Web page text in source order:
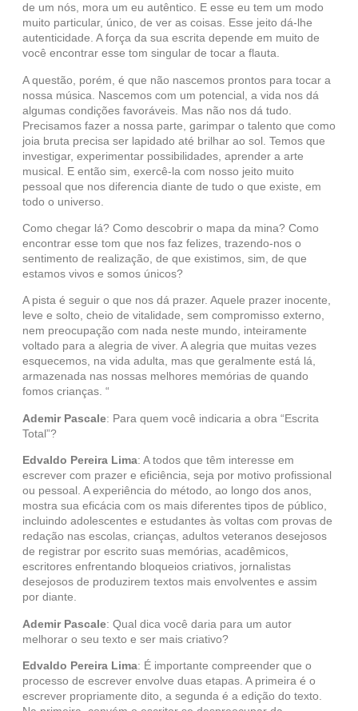
de um nós, mora um eu autêntico. E esse eu tem um modo
muito particular, único, de ver as coisas. Esse jeito dá-lhe
autenticidade. A força da sua escrita depende em muito de
você encontrar esse tom singular de tocar a flauta.
A questão, porém, é que não nascemos prontos para tocar a
nossa música. Nascemos com um potencial, a vida nos dá
algumas condições favoráveis. Mas não nos dá tudo.
Precisamos fazer a nossa parte, garimpar o talento que como
joia bruta precisa ser lapidado até brilhar ao sol. Temos que
investigar, experimentar possibilidades, aprender a arte
musical. E então sim, exercê-la com nosso jeito muito
pessoal que nos diferencia diante de tudo o que existe, em
todo o universo.
Como chegar lá? Como descobrir o mapa da mina? Como
encontrar esse tom que nos faz felizes, trazendo-nos o
sentimento de realização, de que existimos, sim, de que
estamos vivos e somos únicos?
A pista é seguir o que nos dá prazer. Aquele prazer inocente,
leve e solto, cheio de vitalidade, sem compromisso externo,
nem preocupação com nada neste mundo, inteiramente
voltado para a alegria de viver. A alegria que muitas vezes
esquecemos, na vida adulta, mas que geralmente está lá,
armazenada nas nossas melhores memórias de quando
fomos crianças. “
Ademir Pascale: Para quem você indicaria a obra “Escrita
Total”?
Edvaldo Pereira Lima: A todos que têm interesse em
escrever com prazer e eficiência, seja por motivo profissional
ou pessoal. A experiência do método, ao longo dos anos,
mostra sua eficácia com os mais diferentes tipos de público,
incluindo adolescentes e estudantes às voltas com provas de
redação nas escolas, crianças, adultos veteranos desejosos
de registrar por escrito suas memórias, acadêmicos,
escritores enfrentando bloqueios criativos, jornalistas
desejosos de produzirem textos mais envolventes e assim
por diante.
Ademir Pascale: Qual dica você daria para um autor
melhorar o seu texto e ser mais criativo?
Edvaldo Pereira Lima: É importante compreender que o
processo de escrever envolve duas etapas. A primeira é o
escrever propriamente dito, a segunda é a edição do texto.